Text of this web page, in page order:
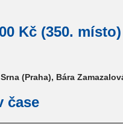
Kč (350. místo)
(Praha), Bára
čase